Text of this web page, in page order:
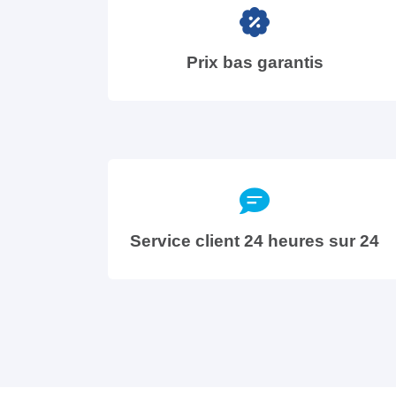
Prix bas garantis
Service client 24 heures sur 24